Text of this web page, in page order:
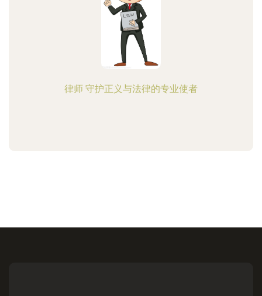
律师 守护正义与法律的专业使者